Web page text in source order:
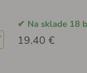
Na sklade 18
19.40 €